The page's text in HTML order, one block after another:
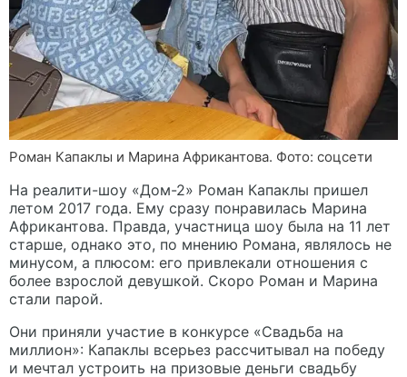
Роман Капаклы и Марина Африкантова. Фото: соцсети
На реалити-шоу «Дом-2» Роман Капаклы пришел
летом 2017 года. Ему сразу понравилась Марина
Африкантова. Правда, участница шоу была на 11 лет
старше, однако это, по мнению Романа, являлось не
минусом, а плюсом: его привлекали отношения с
более взрослой девушкой. Скоро Роман и Марина
стали парой.
Они приняли участие в конкурсе «Свадьба на
миллион»: Капаклы всерьез рассчитывал на победу
и мечтал устроить на призовые деньги свадьбу